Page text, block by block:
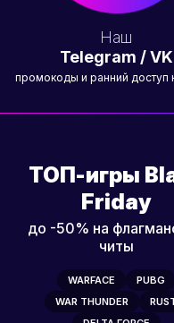
Наш
Telegram / VK
промокоды и ранний доступ
ТОП-игры
Friday
до -50% на
читы
WARFACE
PUBG
WAR THUNDER